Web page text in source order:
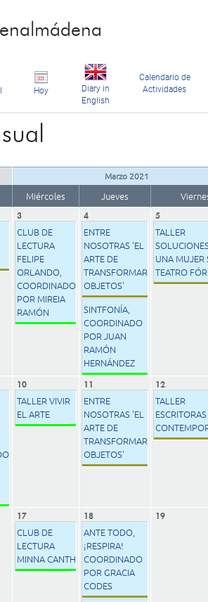
Hoy
Diary in
English
Calendario de
Actividades
Marzo 2021
Miércoles Jueves
3
CLUB DE
LECTURA
FELIPE
ORLANDO,
COORDINADO
POR MIREIA
RAMÓN
4
ENTRE
NOSOTRAS 'EL
ARTE DE
TRANSFORMAR
OBJETOS'
SINTFONÍA,
COORDINADO
POR JUAN
RAMÓN
HERNÁNDEZ
5
TALLER
UNA MUJER
TEATRO
10
TALLER VIVIR
EL ARTE
11
ENTRE
NOSOTRAS 'EL
ARTE DE
TRANSFORMAR
OBJETOS'
12
TALLER
ESCRITORAS
17
CLUB DE
LECTURA
MINNA CANTH
18
ANTE TODO,
¡RESPIRA!
COORDINADO
POR GRACIA
CODES
19